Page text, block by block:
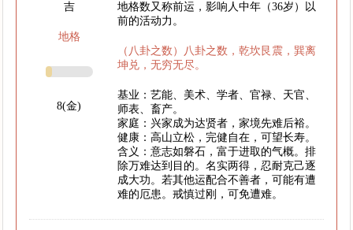
吉
地格
8(金)
地格数又称前运，影响人中年（36岁）以
前的活动力。
（八卦之数）八卦之数，乾坎艮震，巽离
坤兑，无穷无尽。
基业：艺能、美术、学者、官禄、天官、
师表、畜产。
家庭：兴家成为达贤者，家境先难后裕。
健康：高山立松，完健自在，可望长寿。
含义：意志如磐石，富于进取的气概。排
除万难达到目的。名实两得，忍耐克己逐
成大功。若其他运配合不善者，可能有遭
难的厄患。戒慎过刚，可免遭难。